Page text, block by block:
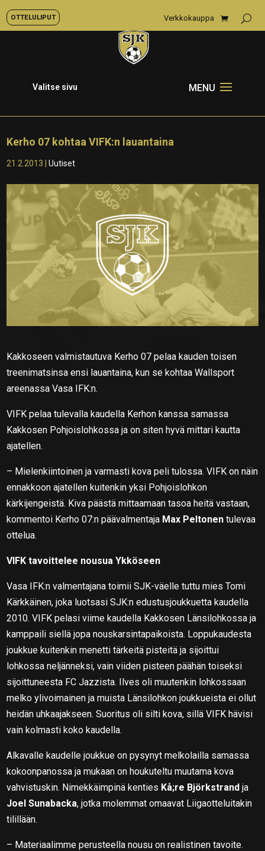
OTTELULIPUT Verkkokauppa
Valitse sivu
Kerho 07 kohtaa VIFK:n lauantaina
21.2.2013 |Uutiset
Kakkoseen valmistautuva Kerho 07 pelaa kauden toisen
treenimatsinsa ensi lauantaina, kun se kohtaa Wallsport
areenassa Vasa IFK:n.
VIFK pelaa tulevalla kaudella Kerhon kanssa samassa
Kakkosen Pohjoislohkossa ja on siten hyvä mittari kautta
ajatellen.
– Mielenkiintoinen ja varmasti kova peli tulossa. VIFK on näin
ennakkoon ajatellen kuitenkin yksi Pohjoislohkon
kärkijengeistä. Kiva päästä mittaamaan tasoa heitä vastaan,
kommentoi Kerho 07:n päävalmentaja Max Peltonen tulevaa
ottelua.
VIFK tavoittelee nousua Ykköseen
Vasa IFK:n valmentajana toimii SJK-väelle tuttu mies Tomi
Kärkkäinen, joka luotsasi SJK:n edustusjoukkuetta kaudella
2010. VIFK pelasi viime kaudella Kakkosen Länsilohkossa ja
kamppaili siellä jopa nouskarsintapaikoista. Loppukaudesta
joukkue kuitenkin menetti tärkeitä pisteitä ja sijoittui
lohkossa neljänneksi, vain viiden pisteen päähän toiseksi
sijoittuneesta FC Jazzista. Ilves oli muutenkin lohkossaan
melko ylivoimainen ja muista Länsilohkon joukkueista ei ollut
heidän uhkaajakseen. Suoritus oli silti kova, sillä VIFK hävisi
vain kolmasti koko kaudella.
Alkavalle kaudelle joukkue on pysynyt melkolailla samassa
kokoonpanossa ja mukaan on houkuteltu muutama kova
vahvistuskin. Nimekkäimpinä kenties Kå;re Björkstrand ja
Joel Sunabacka, jotka molemmat omaavat Liigaotteluitakin
tilillään.
– Materiaalimme perusteella nousu on realistinen tavoite.